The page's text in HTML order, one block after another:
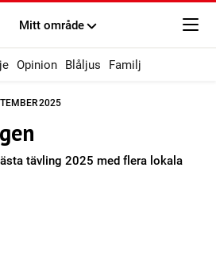
Mitt område
Opinion Blåljus Familj
2025
tävling 2025 med flera lokala